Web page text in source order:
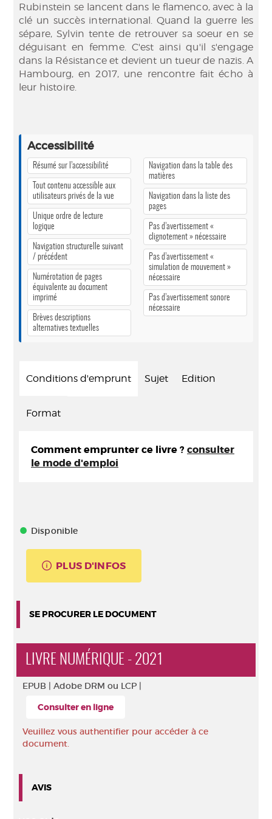
Rubinstein se lancent dans le flamenco, avec à la
clé un succès international. Quand la guerre les
sépare, Sylvin tente de retrouver sa soeur en se
déguisant en femme. C'est ainsi qu'il s'engage
dans la Résistance et devient un tueur de nazis. A
Hambourg, en 2017, une rencontre fait écho à
leur histoire.
Accessibilité
Résumé sur l’accessibilité
Tout contenu accessible aux
utilisateurs privés de la vue
Unique ordre de lecture
logique
Navigation structurelle suivant
/ précédent
Numérotation de pages
équivalente au document
imprimé
Brèves descriptions
alternatives textuelles
Navigation dans la table des
matières
Navigation dans la liste des
pages
Pas d’avertissement «
clignotement » nécessaire
Pas d’avertissement «
simulation de mouvement »
nécessaire
Pas d’avertissement sonore
nécessaire
Conditions d'emprunt Sujet Edition
Format
Comment emprunter ce livre ? consulter
le mode d'emploi
Disponible
PLUS D'INFOS
SE PROCURER LE DOCUMENT
LIVRE NUMÉRIQUE - 2021
EPUB | Adobe DRM ou LCP |
Consulter en ligne
Veuillez vous authentifier pour accéder à ce
document.
AVIS